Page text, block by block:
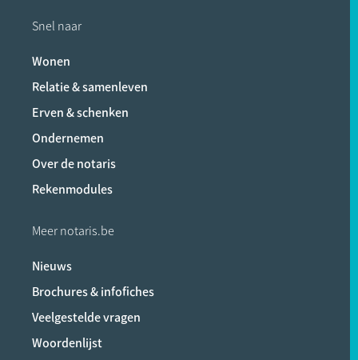
Snel naar
Wonen
Relatie & samenleven
Erven & schenken
Ondernemen
Over de notaris
Rekenmodules
Meer notaris.be
Nieuws
Brochures & infofiches
Veelgestelde vragen
Woordenlijst